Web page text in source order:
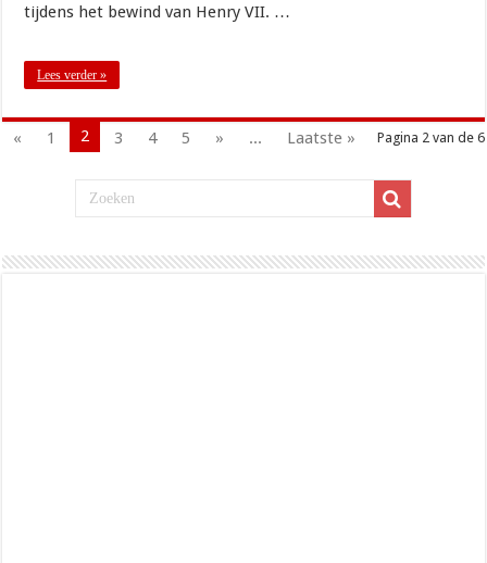
tijdens het bewind van Henry VII. …
Lees verder »
Pagina 2 van de 6
« 1 2 3 4 5 » ... Laatste »